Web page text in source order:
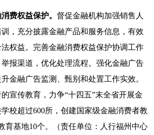
消费权益保护。督促金融机构加强销售人
，充分披露金融产品和服务信息，有效
权益。完善金融消费权益保护协调工作
报渠道，优化处理流程。强化金融广告
金融广告监测、甄别和处置工作实效。
宣传教育，力争“十四五”末全省开展金
校超过600所，创建国家级金融消费者教
育基地10个。（责任单位：人行福州中心